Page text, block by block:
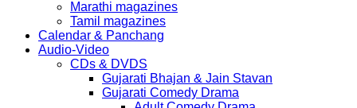
Marathi magazines
Tamil magazines
Calendar & Panchang
Audio-Video
CDs & DVDS
Gujarati Bhajan & Jain Stavan
Gujarati Comedy Drama